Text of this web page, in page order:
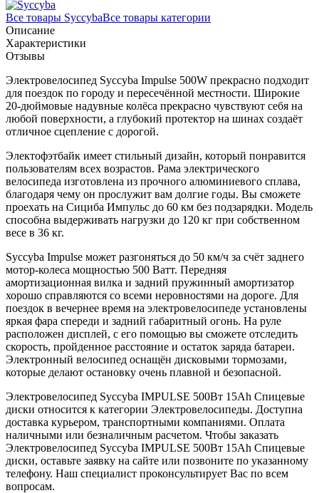
Все товары SyccybaВсе товары категории
Описание
Характеристики
Отзывы
Электровелосипед Syccyba Impulse 500W прекрасно подходит
для поездок по городу и пересечённой местности. Широкие
20-дюймовые надувные колёса прекрасно чувствуют себя на
любой поверхности, а глубокий протектор на шинах создаёт
отличное сцепление с дорогой.
Электофэтбайк имеет стильный дизайн, который понравится
пользователям всех возрастов. Рама электрического
велосипеда изготовлена из прочного алюминиевого сплава,
благодаря чему он прослужит вам долгие годы. Вы сможете
проехать на Сициба Импульс до 60 км без подзарядки. Модель
способна выдерживать нагрузки до 120 кг при собственном
весе в 36 кг.
Syccyba Impulse может разгоняться до 50 км/ч за счёт заднего
мотор-колеса мощностью 500 Ватт. Передняя
амортизационная вилка и задний пружинный амортизатор
хорошо справляются со всеми неровностями на дороге. Для
поездок в вечернее время на электровелосипеде установлены
яркая фара спереди и задний габаритный огонь. На руле
расположен дисплей, с его помощью вы сможете отследить
скорость, пройденное расстояние и остаток заряда батареи.
Электронный велосипед оснащён дисковыми тормозами,
которые делают остановку очень плавной и безопасной.
Электровелосипед Syccyba IMPULSE 500Вт 15Ah Спицевые
диски относится к категории Электровелосипеды. Доступна
доставка курьером, транспортными компаниями. Оплата
наличными или безналичным расчетом. Чтобы заказать
Электровелосипед Syccyba IMPULSE 500Вт 15Ah Спицевые
диски, оставьте заявку на сайте или позвоните по указанному
телефону. Наш специалист проконсультирует Вас по всем
вопросам.